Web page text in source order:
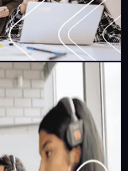
ajudou a
agentes